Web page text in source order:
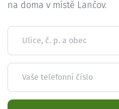
na doma v místě Lančov.
Ulice, č. p. a obec
Vaše telefonní číslo